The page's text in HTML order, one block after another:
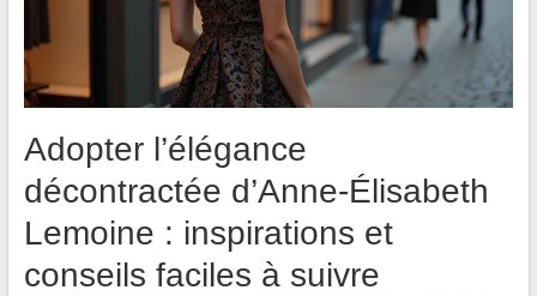
Adopter l’élégance
décontractée d’Anne-Élisabeth
Lemoine : inspirations et
conseils faciles à suivre